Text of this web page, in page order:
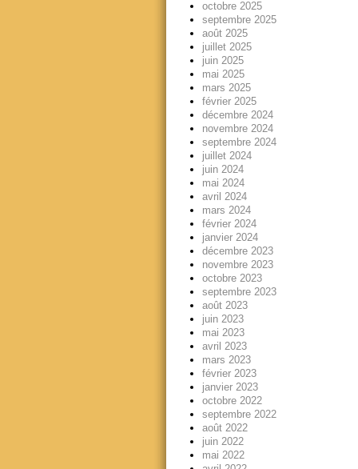
octobre 2025
septembre 2025
août 2025
juillet 2025
juin 2025
mai 2025
mars 2025
février 2025
décembre 2024
novembre 2024
septembre 2024
juillet 2024
juin 2024
mai 2024
avril 2024
mars 2024
février 2024
janvier 2024
décembre 2023
novembre 2023
octobre 2023
septembre 2023
août 2023
juin 2023
mai 2023
avril 2023
mars 2023
février 2023
janvier 2023
octobre 2022
septembre 2022
août 2022
juin 2022
mai 2022